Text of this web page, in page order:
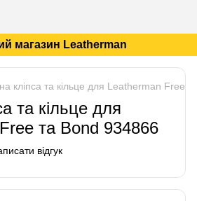
магазин Leatherman
кліпса та кільце для Leatherman Free
та кільце для
та Bond 934866
відгук